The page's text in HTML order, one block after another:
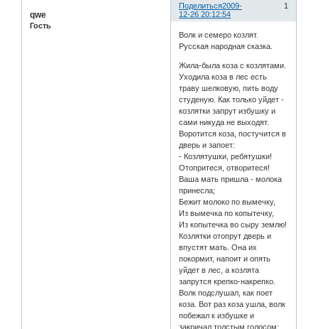
Поделиться 1
2009-
12-26 20:12:54
qwe
Гость
Волк и семеро козлят.
Русская народная сказка.
Жила-была коза с козлятами.
Уходила коза в лес есть
траву шелковую, пить воду
студеную. Как только уйдет -
козлятки запрут избушку и
сами никуда не выходят.
Воротится коза, постучится в
дверь и запоет:
- Козлятушки, ребятушки!
Отопритеся, отворитеся!
Ваша мать пришла - молока
принесла;
Бежит молоко по вымечку,
Из вымечка по копытечку,
Из копытечка во сыру землю!
Козлятки отопрут дверь и
впустят мать. Она их
покормит, напоит и опять
уйдет в лес, а козлята
запрутся крепко-накрепко.
Волк подслушал, как поет
коза. Вот раз коза ушла, волк
побежал к избушке и
закричал толстым голосом: